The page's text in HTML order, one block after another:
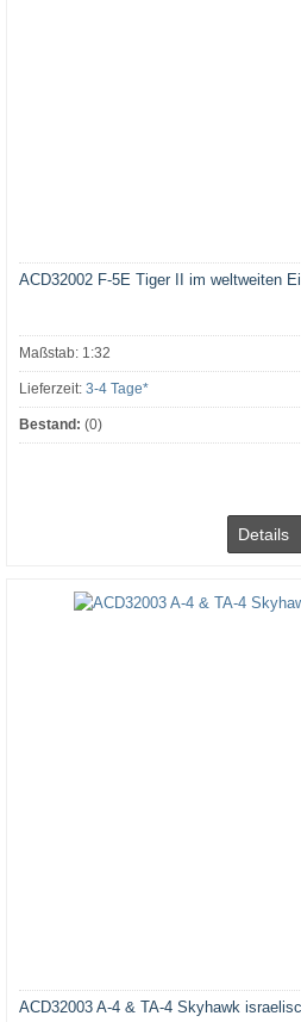
ACD32002 F-5E Tiger II im weltweiten
Maßstab: 1:32
Lieferzeit: 3-4 Tage*
Bestand: (0)
Details
ACD32003 A-4 & TA-4 Skyhawk